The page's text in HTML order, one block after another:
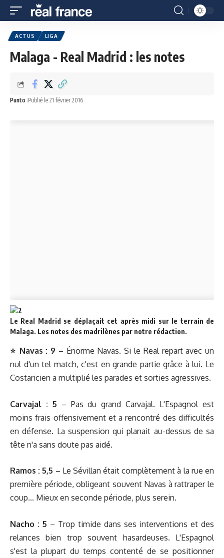
ACTUS LIGA
Malaga - Real Madrid : les notes
Punto Publié le 21 février 2016
Le Real Madrid se déplaçait cet après midi sur le terrain de
Malaga. Les notes des madrilènes par notre rédaction.
⭐️ Navas : 9 – Énorme Navas. Si le Real repart avec un
nul d'un tel match, c'est en grande partie grâce à lui. Le
Costaricien a multiplié les parades et sorties agressives.
Carvajal : 5 – Pas du grand Carvajal. L'Espagnol est
moins frais offensivement et a rencontré des difficultés
en défense. La suspension qui planait au-dessus de sa
tête n'a sans doute pas aidé.
Ramos : 5,5 – Le Sévillan était complètement à la rue en
première période, obligeant souvent Navas à rattraper le
coup... Mieux en seconde période, plus serein.
Nacho : 5 – Trop timide dans ses interventions et des
relances bien trop souvent hasardeuses. L'Espagnol
s'est la plupart du temps contenté de se positionner